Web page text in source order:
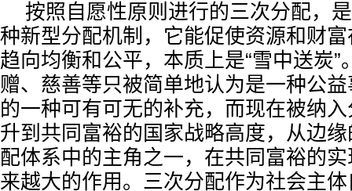
按照自愿性原则进行的三次分配，
种新型分配机制，它能促使资源和财
趋向均衡和公平，本质上是“雪中送炭”
赠、慈善等只被简单地认为是一种公
的一种可有可无的补充，而现在被纳
升到共同富裕的国家战略高度，从边
配体系中的主角之一，在共同富裕的
来越大的作用。三次分配作为社会主